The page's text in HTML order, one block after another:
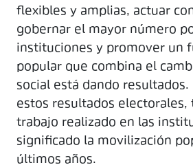
flexibles y amplias, actuar
gobernar el mayor número
instituciones y promover un
popular que combina el
social está dando resultados.
estos resultados electorales,
trabajo realizado en las
significado la movilización
últimos años.